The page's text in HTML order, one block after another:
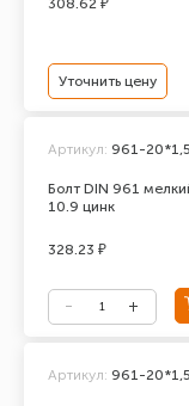
308.62 ₽
Уточнить цену
Болт DIN 961
10.9 цинк
Артикул: 961-
328.23 ₽
Артикул: 961-